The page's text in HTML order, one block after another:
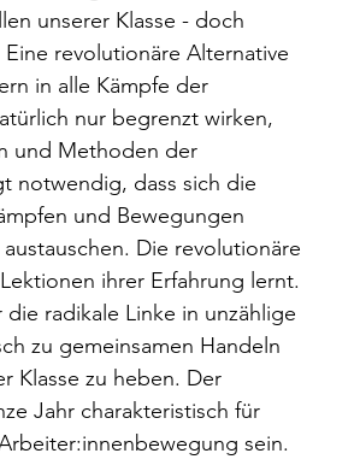
unserer Klasse - doch
revolutionäre Alternative
in alle Kämpfe der
nur begrenzt wirken,
und Methoden der
notwendig, dass sich die
und Bewegungen
Die revolutionäre
ihrer Erfahrung lernt.
radikale Linke in unzählige
zu gemeinsamen Handeln
Klasse zu heben. Der
Jahr charakteristisch für
sein.